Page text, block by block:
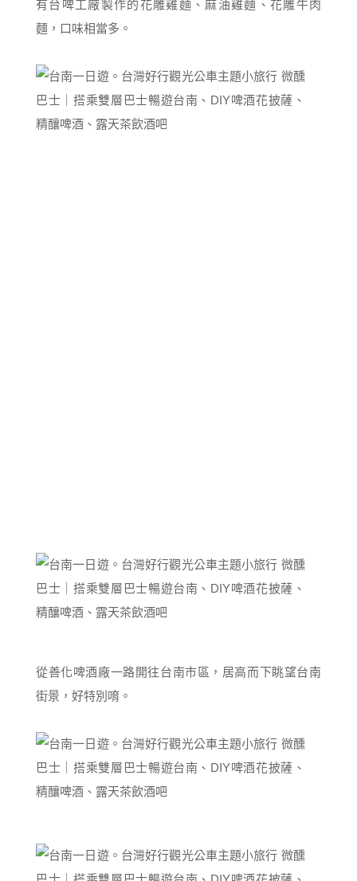
有台啤工廠製作的花雕雞麵、麻油雞麵、花雕牛肉
麵，口味相當多。
從善化啤酒廠一路開往台南市區，居高而下眺望台南
街景，好特別唷。